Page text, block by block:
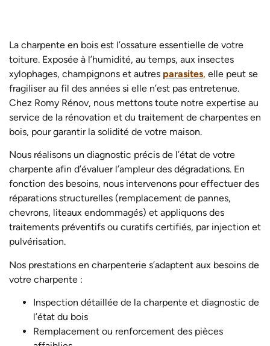
La charpente en bois est l’ossature essentielle de votre
toiture. Exposée à l’humidité, au temps, aux insectes
xylophages, champignons et autres parasites, elle peut se
fragiliser au fil des années si elle n’est pas entretenue.
Chez Romy Rénov, nous mettons toute notre expertise au
service de la rénovation et du traitement de charpentes en
bois, pour garantir la solidité de votre maison.
Nous réalisons un diagnostic précis de l’état de votre
charpente afin d’évaluer l’ampleur des dégradations. En
fonction des besoins, nous intervenons pour effectuer des
réparations structurelles (remplacement de pannes,
chevrons, liteaux endommagés) et appliquons des
traitements préventifs ou curatifs certifiés, par injection et
pulvérisation.
Nos prestations en charpenterie s’adaptent aux besoins de
votre charpente :
Inspection détaillée de la charpente et diagnostic de
l’état du bois
Remplacement ou renforcement des pièces